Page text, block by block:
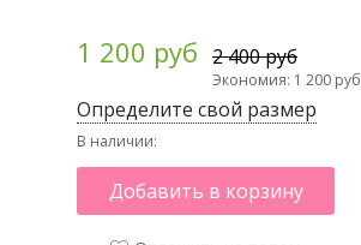
1 200 руб 2 400 руб
Экономия: 1 200 руб
Определите свой размер
В наличии:
Добавить в корзину